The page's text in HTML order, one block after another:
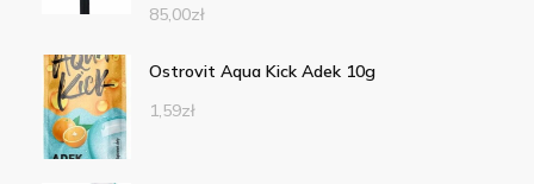
85,00zł
Ostrovit Aqua Kick Adek 10g
1,59zł